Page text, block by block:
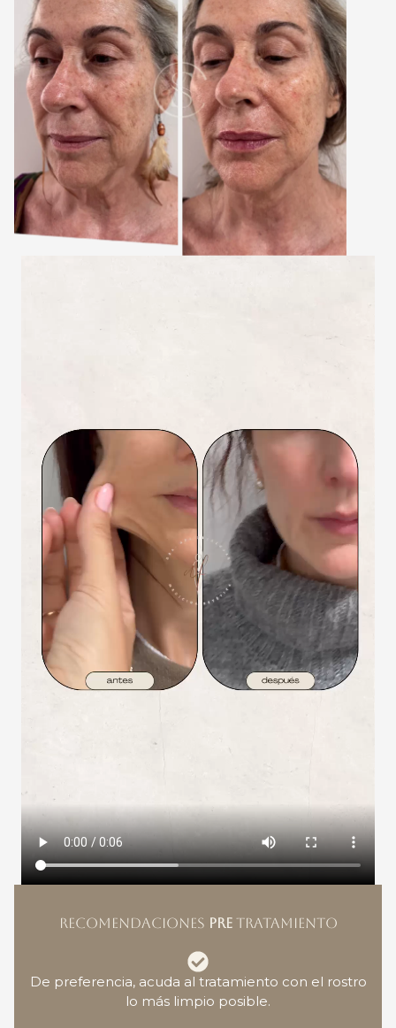
RECOMENDACIONES PRETRATAMIENTO
De preferencia, acuda al tratamiento con el rostro
lo más limpio posible.